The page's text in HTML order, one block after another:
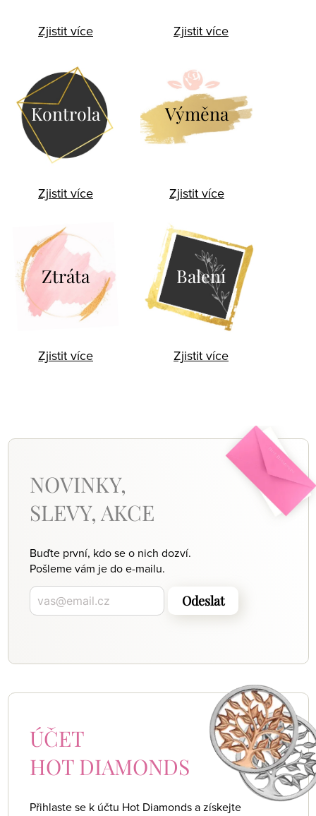
Zjistit více Zjistit více
Kontrola
Zjistit více
Výměna
Zjistit více
Ztráta
Zjistit více
Balení
Zjistit více
NOVINKY,
SLEVY, AKCE
Buďte první, kdo se o nich dozví.
Pošleme vám je do e-mailu.
Odeslat
ÚČET
HOT DIAMONDS
Přihlaste se k účtu Hot Diamonds a získejte